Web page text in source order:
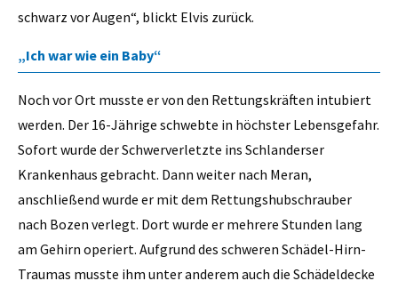
schwarz vor Augen“, blickt Elvis zurück.
„Ich war wie ein Baby“
Noch vor Ort musste er von den Rettungskräften intubiert
werden. Der 16-Jährige schwebte in höchster Lebensgefahr.
Sofort wurde der Schwerverletzte ins Schlanderser
Krankenhaus gebracht. Dann weiter nach Meran,
anschließend wurde er mit dem Rettungshubschrauber
nach Bozen verlegt. Dort wurde er mehrere Stunden lang
am Gehirn operiert. Aufgrund des schweren Schädel-Hirn-
Traumas musste ihm unter anderem auch die Schädeldecke